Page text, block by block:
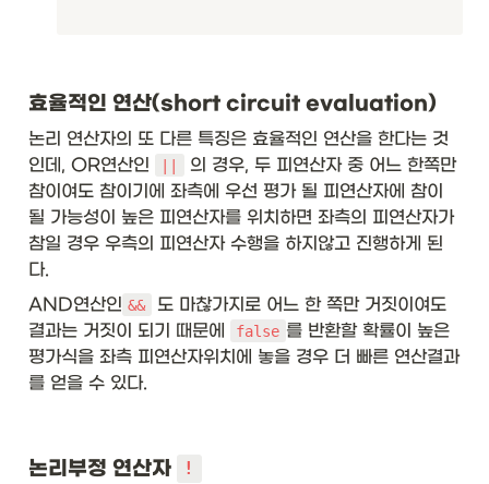
효율적인 연산(short circuit evaluation)
논리 연산자의 또 다른 특징은 효율적인 연산을 한다는 것
인데, OR연산인
||
의 경우, 두 피연산자 중 어느 한쪽만
참이여도 참이기에 좌측에 우선 평가 될 피연산자에 참이
될 가능성이 높은 피연산자를 위치하면 좌측의 피연산자가
참일 경우 우측의 피연산자 수행을 하지않고 진행하게 된
다.
AND연산인 &&
도 마찮가지로 어느 한 쪽만 거짓이여도
결과는 거짓이 되기 때문에
false 를 반환할 확률이 높은
평가식을 좌측 피연산자위치에 놓을 경우 더 빠른 연산결과
를 얻을 수 있다.
논리부정 연산자
!